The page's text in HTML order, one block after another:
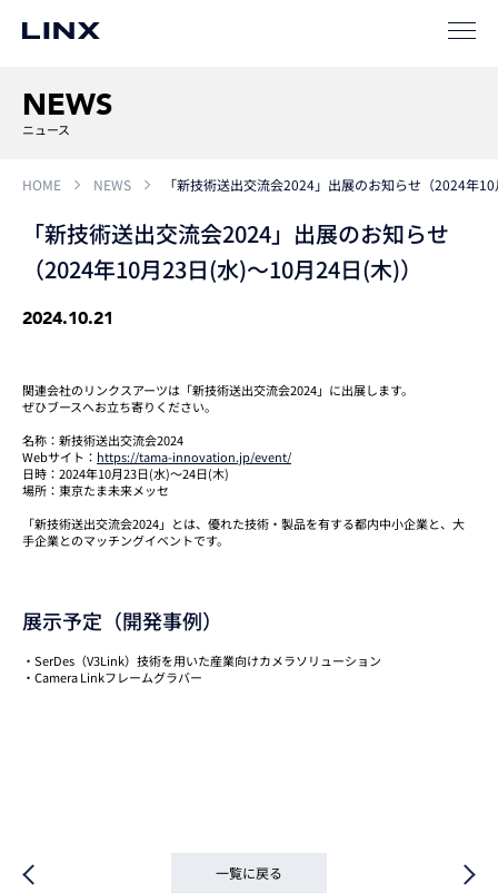
SIパートナー
企業
中途
NEWS
ニュース
HOME NEWS 「新技術送出交流会2024」出展のお知らせ（2024年
「新技術送出交流会2024」出展のお知らせ
（2024年10月23日(水)～10月24日(木)）
2024.10.21
関連会社のリンクスアーツは「新技術送出交流会2024」に出展します。
ぜひブースへお立ち寄りください。
名称：新技術送出交流会2024
Webサイト： https://tama-innovation.jp/event/
日時：2024年10月23日(水)～24日(木)
場所：東京たま未来メッセ
「新技術送出交流会2024」とは、優れた技術・製品を有する都内中小企業と、大
手企業とのマッチングイベントです。
展示予定（開発事例）
・SerDes（V3Link）技術を用いた産業向けカメラソリューション
・Camera Linkフレームグラバー
一覧に戻る